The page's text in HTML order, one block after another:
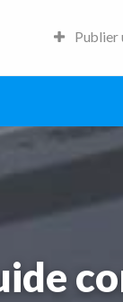
Publier